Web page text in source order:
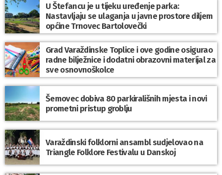
U Štefancu je u tijeku uređenje parka:
Nastavljaju se ulaganja u javne prostore diljem
općine Trnovec Bartolovečki
Grad Varaždinske Toplice i ove godine osigurao
radne bilježnice i dodatni obrazovni materijal za
sve osnovnoškolce
Šemovec dobiva 80 parkirališnih mjesta i novi
prometni pristup groblju
Varaždinski folklorni ansambl sudjelovao na
Triangle Folklore Festivalu u Danskoj